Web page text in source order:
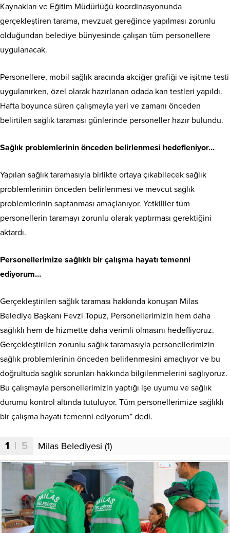
Kaynakları ve Eğitim Müdürlüğü koordinasyonunda
gerçekleştiren tarama, mevzuat gereğince yapılması zorunlu
olduğundan belediye bünyesinde çalışan tüm personellere
uygulanacak.
Personellere, mobil sağlık aracında akciğer grafiği ve işitme testi
uygulanırken, özel olarak hazırlanan odada kan testleri yapıldı.
Hafta boyunca süren çalışmayla yeri ve zamanı önceden
belirtilen sağlık taraması günlerinde personeller hazır bulundu.
Sağlık problemlerinin önceden belirlenmesi hedefleniyor…
Yapılan sağlık taramasıyla birlikte ortaya çıkabilecek sağlık
problemlerinin önceden belirlenmesi ve mevcut sağlık
problemlerinin saptanması amaçlanıyor. Yetkililer tüm
personellerin taramayı zorunlu olarak yaptırması gerektiğini
aktardı.
Personellerimize sağlıklı bir çalışma hayatı temenni
ediyorum…
Gerçekleştirilen sağlık taraması hakkında konuşan Milas
Belediye Başkanı Fevzi Topuz, Personellerimizin hem daha
sağlıklı hem de hizmette daha verimli olmasını hedefliyoruz.
Gerçekleştirilen zorunlu sağlık taramasıyla personellerimizin
sağlık problemlerinin önceden belirlenmesini amaçlıyor ve bu
doğrultuda sağlık sorunları hakkında bilgilenmelerini sağlıyoruz.
Bu çalışmayla personellerimizin yaptığı işe uyumu ve sağlık
durumu kontrol altında tutuluyor. Tüm personellerimize sağlıklı
bir çalışma hayatı temenni ediyorum” dedi.
1 | 5 Milas Belediyesi (1)